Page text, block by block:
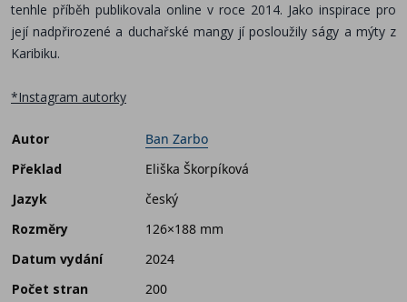
tenhle příběh publikovala online v roce 2014. Jako inspirace pro
její nadpřirozené a duchařské mangy jí posloužily ságy a mýty z
Karibiku.
*Instagram autorky
Autor
Ban Zarbo
Překlad
Eliška Škorpíková
Jazyk
český
Rozměry
126×188 mm
Datum vydání
2024
Počet stran
200